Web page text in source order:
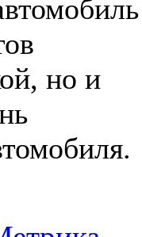
но и